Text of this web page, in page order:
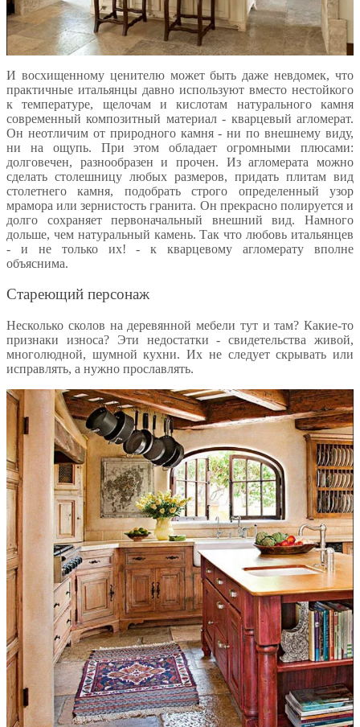
И восхищенному ценителю может быть даже невдомек, что
практичные итальянцы давно используют вместо нестойкого
к температуре, щелочам и кислотам натурального камня
современный композитный материал - кварцевый агломерат.
Он неотличим от природного камня - ни по внешнему виду,
ни на ощупь. При этом обладает огромными плюсами:
долговечен, разнообразен и прочен. Из агломерата можно
сделать столешницу любых размеров, придать плитам вид
столетнего камня, подобрать строго определенный узор
мрамора или зернистость гранита. Он прекрасно полируется и
долго сохраняет первоначальный внешний вид. Намного
дольше, чем натуральный камень. Так что любовь итальянцев
- и не только их! - к кварцевому агломерату вполне
объяснима.
Стареющий персонаж
Несколько сколов на деревянной мебели тут и там? Какие-то
признаки износа? Эти недостатки - свидетельства живой,
многолюдной, шумной кухни. Их не следует скрывать или
исправлять, а нужно прославлять.